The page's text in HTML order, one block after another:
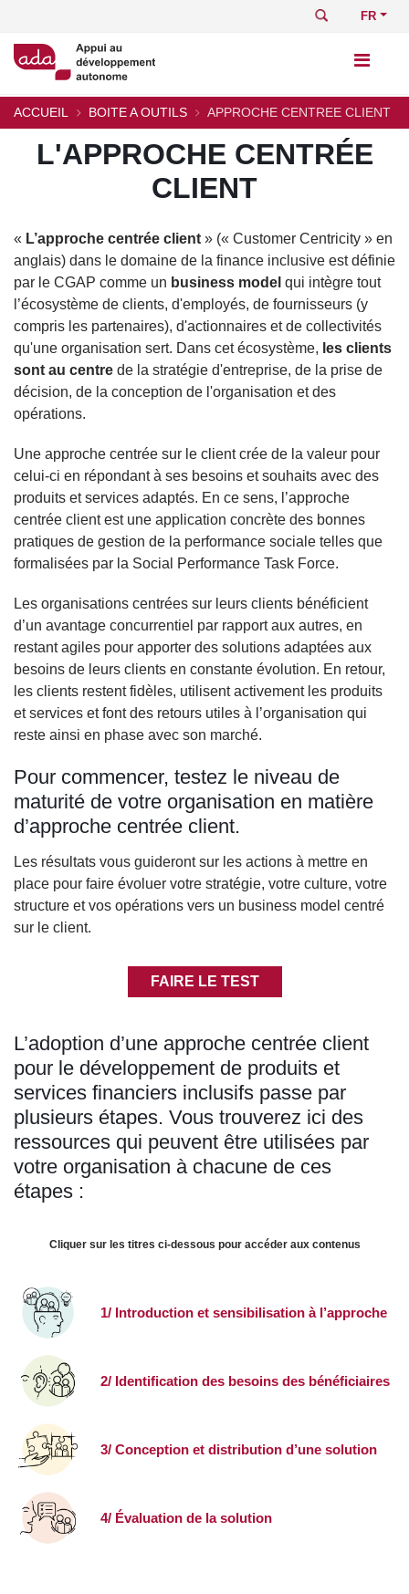
contenu
principal
Rechercher
Select
Fil
d'Ariane
ACCUEIL BOITE A OUTILS APPROCHE CENTREE CLIENT
BodyL'APPROCHE CENTRÉE
CLIENT
« L’approche centrée client » (« Customer Centricity » en
anglais) dans le domaine de la finance inclusive est définie
par le CGAP comme un business model qui intègre tout
l’écosystème de clients, d'employés, de fournisseurs (y
compris les partenaires), d'actionnaires et de collectivités
qu'une organisation sert. Dans cet écosystème, les clients
sont au centre de la stratégie d'entreprise, de la prise de
décision, de la conception de l'organisation et des
opérations.
Une approche centrée sur le client crée de la valeur pour
celui-ci en répondant à ses besoins et souhaits avec des
produits et services adaptés. En ce sens, l’approche
centrée client est une application concrète des bonnes
pratiques de gestion de la performance sociale telles que
formalisées par la Social Performance Task Force.
Les organisations centrées sur leurs clients bénéficient
d’un avantage concurrentiel par rapport aux autres, en
restant agiles pour apporter des solutions adaptées aux
besoins de leurs clients en constante évolution. En retour,
les clients restent fidèles, utilisent activement les produits
et services et font des retours utiles à l’organisation qui
reste ainsi en phase avec son marché.
Pour commencer, testez le niveau de
maturité de votre organisation en matière
d’approche centrée client.
Les résultats vous guideront sur les actions à mettre en
place pour faire évoluer votre stratégie, votre culture, votre
structure et vos opérations vers un business model centré
sur le client.
FAIRE LE TEST
L’adoption d’une approche centrée client
pour le développement de produits et
services financiers inclusifs passe par
plusieurs étapes. Vous trouverez ici des
ressources qui peuvent être utilisées par
votre organisation à chacune de ces
étapes :
Cliquer sur les titres ci-dessous pour accéder aux contenus
Image
Title
1/ Introduction et sensibilisation à l’approche
Image
Title
2/ Identification des besoins des bénéficiaires
Image
Title
3/ Conception et distribution d’une solution
Image
Title
4/ Évaluation de la solution